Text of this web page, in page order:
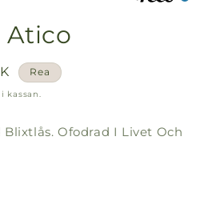
Atico
Rea
kassan.
Ofodrad I Livet Och